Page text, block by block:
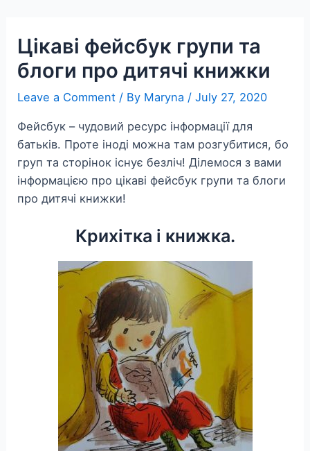
content
Цікаві фейсбук групи та
блоги про дитячі книжки
Leave a Comment / By Maryna /July 27, 2020
Фейсбук – чудовий ресурс інформації для
батьків. Проте іноді можна там розгубитися, бо
груп та сторінок існує безліч! Ділемося з вами
інформацією про цікаві фейсбук групи та блоги
про дитячі книжки!
Крихітка і книжка.